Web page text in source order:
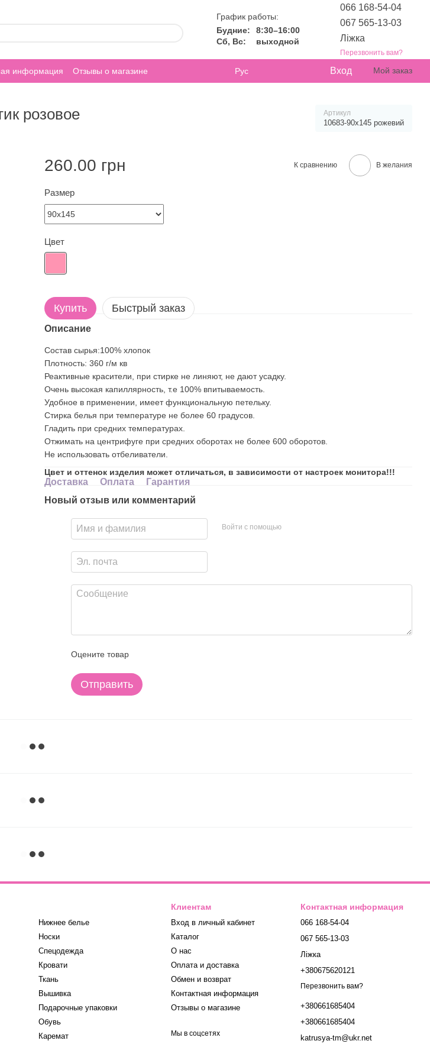
График работы:
Будние:
8:30–16:00
Сб, Вс:
выходной
066 168-54-04
067 565-13-03
Ліжка
Перезвонить вам?
информация Отзывы о магазине Рус Вход Мой заказ
розовое Артикул
10683-90х145 рожевий
260.00 грн К сравнению В желания
Размер
Цвет
Купить Быстрый заказ
Описание
Состав сырья:100% хлопок
Плотность: 360 г/м кв
Реактивные красители, при стирке не линяют, не дают усадку.
Очень высокая капиллярность, т.е 100% впитываемость.
Удобное в применении, имеет функциональную петельку.
Стирка белья при температуре не более 60 градусов.
Гладить при средних температурах.
Отжимать на центрифуге при средних оборотах не более 600 оборотов.
Не использовать отбеливатели.
Цвет и оттенок изделия может отличаться, в зависимости от настроек монитора!!!
Доставка Оплата
Гарантия
Новый отзыв или комментарий
Войти с помощью
Оцените товар
Отправить
Нижнее белье
Носки
Спецодежда
Кровати
Ткань
Вышивка
Подарочные упаковки
Обувь
Каремат
Клиентам
Вход в личный кабинет
Каталог
О нас
Оплата и доставка
Обмен и возврат
Контактная информация
Отзывы о магазине
Мы в соцсетях
Контактная информация
066 168-54-04
067 565-13-03
Ліжка
+380675620121
Перезвонить вам?
+380661685404
+380661685404
katrusya-tm@ukr.net